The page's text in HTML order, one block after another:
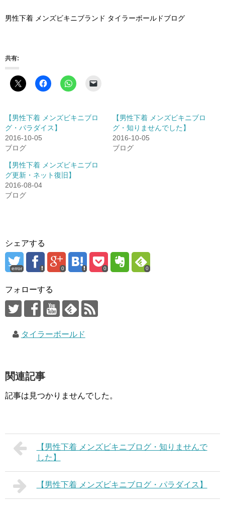
男性下着 メンズビキニブランド タイラーボールドブログ
共有:
【男性下着 メンズビキニブロ
グ・パラダイス】
2016-10-05
ブログ
【男性下着 メンズビキニブロ
グ・知りませんでした】
2016-10-05
ブログ
【男性下着 メンズビキニブロ
グ更新・ネット復旧】
2016-08-04
ブログ
シェアする
error 0 0 0
フォローする
タイラーボールド
関連記事
記事は見つかりませんでした。
【男性下着 メンズビキニブログ・知りませんで
した】
【男性下着 メンズビキニブログ・パラダイス】